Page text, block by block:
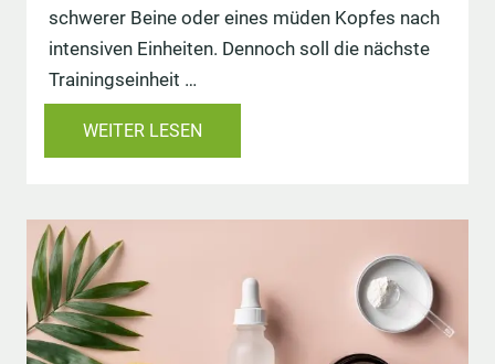
schwerer Beine oder eines müden Kopfes nach
intensiven Einheiten. Dennoch soll die nächste
Trainingseinheit …
WEITER LESEN